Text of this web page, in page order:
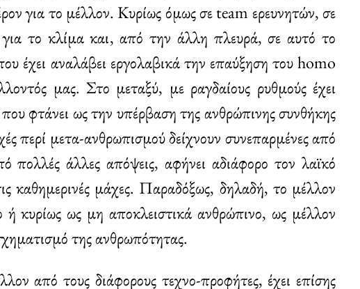
για το μέλλον. Κυρίως όμως σε team ερευνητών, σε
για το κλίμα και, από την άλλη πλευρά, σε αυτό το
έχει αναλάβει εργολαβικά την επαύξηση του homo
μας. Στο μεταξύ, με ραγδαίους ρυθμούς έχει
φτάνει ως την υπέρβαση της ανθρώπινης συνθήκης
περί μετα-ανθρωπισμού δείχνουν συνεπαρμένες από
άλλες απόψεις, αφήνει αδιάφορο τον λαϊκό
καθημερινές μάχες. Παραδόξως, δηλαδή, το μέλλον
ή κυρίως ως μη αποκλειστικά ανθρώπινο, ως μέλλον
της ανθρωπότητας.
από τους διάφορους τεχνο-προφήτες, έχει επίσης